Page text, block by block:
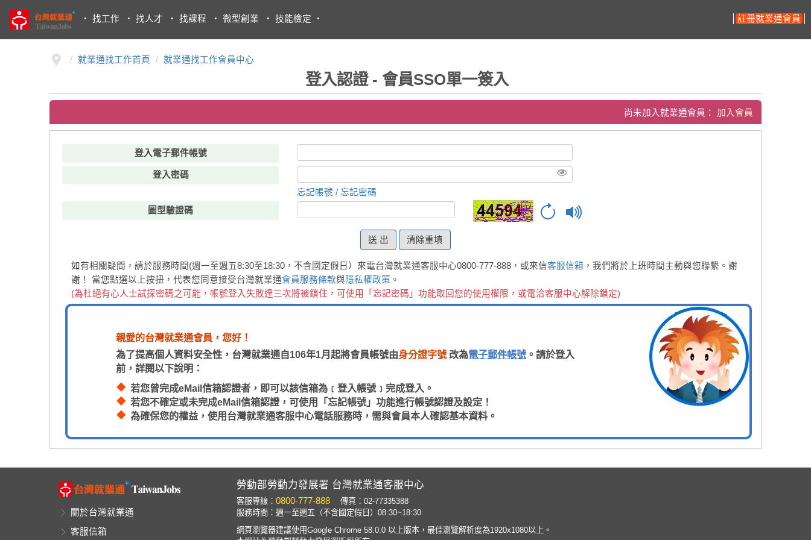
・ 找工作 ・ 找人才 ・ 找課程 ・ 微型創業 ・ 技能檢定 ・ 註冊就業通會員
就業通找工作首頁 就業通找工作會員中心
登入認證 - 會員SSO單一簽入
尚未加入就業通會員： 加入會員
登入電子郵件帳號
登入密碼
忘記帳號 / 忘記密碼
圖型驗證碼
清除重填
如有相關疑問，請於服務時間(週一至週五8:30至18:30，不含國定假日）來電台灣就業通客服中心0800-777-888，或來信客服信箱 ，我們將於上班時間主動與您聯繫。謝
謝！
當您點選以上按扭，代表您同意接受台灣就業通會員服務條款與隱私權政策 。
(為杜絕有心人士試探密碼之可能，帳號登入失敗達三次將被鎖住，可使用「忘記密碼」功能取回您的使用權限，或電洽客服中心解除鎖定)
親愛的台灣就業通會員，您好！
為了提高個人資料安全性，台灣就業通自106年1月起將會員帳號由身分證字號改為電子郵件帳號。請於登入
前，詳閱以下說明：
若您曾完成eMail信箱認證者，即可以該信箱為﹝登入帳號﹞完成登入。
若您不確定或未完成eMail信箱認證，可使用「忘記帳號」功能進行帳號認證及設定！
為確保您的權益，使用台灣就業通客服中心電話服務時，需與會員本人確認基本資料。
關於台灣就業通
客服信箱
勞動部勞動力發展署 台灣就業通客服中心
客服專線：0800-777-888 傳真：02-77335388
服務時間：週一至週五（不含國定假日）08:30~18:30
網頁瀏覽器建議使用Google Chrome 58.0.0 以上版本，最佳瀏覽解析度為1920x1080以上。